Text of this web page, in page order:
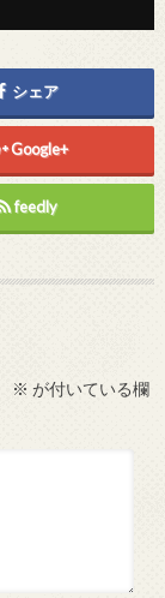
シェア
Google+
feedly
※ が付いている欄